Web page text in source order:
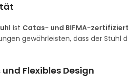
ist Catas- und BIFMA-zertifiziert
gewährleisten, dass der
Flexibles Design